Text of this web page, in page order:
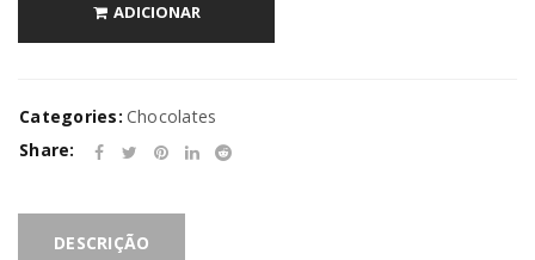
ADICIONAR
Categories: Chocolates
Share:
DESCRIÇÃO